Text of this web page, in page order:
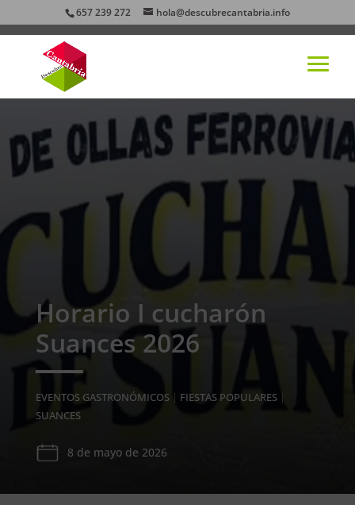
657 239 272 hola@descubrecantabria.info
Horario I cucharón
Suances 2026
EVENTOS GASTRONÓMICOS| FIESTAS POPULARES|
SUANCES
8 de mayo de 2026